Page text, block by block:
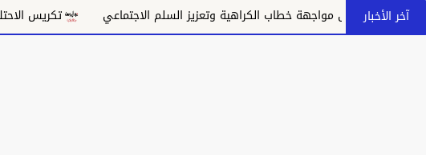
آخر الأخبار
خطاب الكراهية وتعزيز السلم الاجتماعي تكريس الاحتلال وتقويض السلام